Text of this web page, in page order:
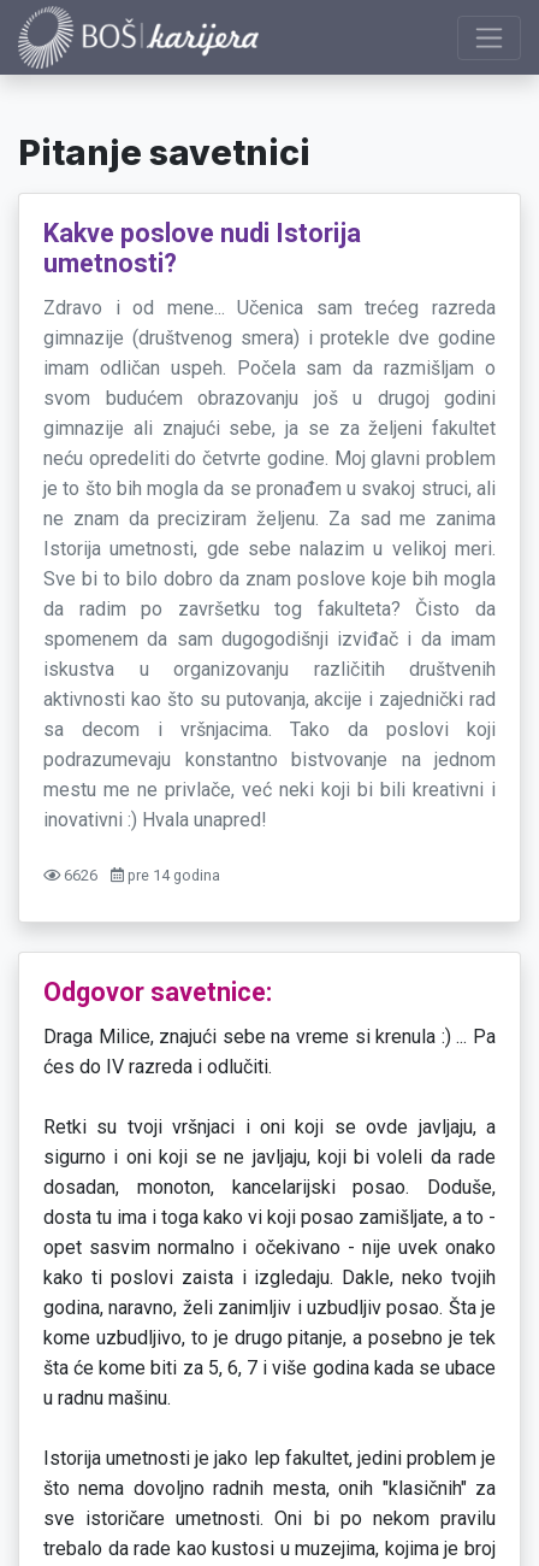
Pitanje savetnici
Kakve poslove nudi Istorija
umetnosti?
Zdravo i od mene... Učenica sam trećeg razreda
gimnazije (društvenog smera) i protekle dve godine
imam odličan uspeh. Počela sam da razmišljam o
svom budućem obrazovanju još u drugoj godini
gimnazije ali znajući sebe, ja se za željeni fakultet
neću opredeliti do četvrte godine. Moj glavni problem
je to što bih mogla da se pronađem u svakoj struci, ali
ne znam da preciziram željenu. Za sad me zanima
Istorija umetnosti, gde sebe nalazim u velikoj meri.
Sve bi to bilo dobro da znam poslove koje bih mogla
da radim po završetku tog fakulteta? Čisto da
spomenem da sam dugogodišnji izviđač i da imam
iskustva u organizovanju različitih društvenih
aktivnosti kao što su putovanja, akcije i zajednički rad
sa decom i vršnjacima. Tako da poslovi koji
podrazumevaju konstantno bistvovanje na jednom
mestu me ne privlače, već neki koji bi bili kreativni i
inovativni :) Hvala unapred!
6626 pre 14 godina
Odgovor savetnice:
Draga Milice, znajući sebe na vreme si krenula :) ... Pa
ćes do IV razreda i odlučiti.
Retki su tvoji vršnjaci i oni koji se ovde javljaju, a
sigurno i oni koji se ne javljaju, koji bi voleli da rade
dosadan, monoton, kancelarijski posao. Doduše,
dosta tu ima i toga kako vi koji posao zamišljate, a to -
opet sasvim normalno i očekivano - nije uvek onako
kako ti poslovi zaista i izgledaju. Dakle, neko tvojih
godina, naravno, želi zanimljiv i uzbudljiv posao. Šta je
kome uzbudljivo, to je drugo pitanje, a posebno je tek
šta će kome biti za 5, 6, 7 i više godina kada se ubace
u radnu mašinu.
Istorija umetnosti je jako lep fakultet, jedini problem je
što nema dovoljno radnih mesta, onih "klasičnih" za
sve istoričare umetnosti. Oni bi po nekom pravilu
trebalo da rade kao kustosi u muzejima, kojima je broj